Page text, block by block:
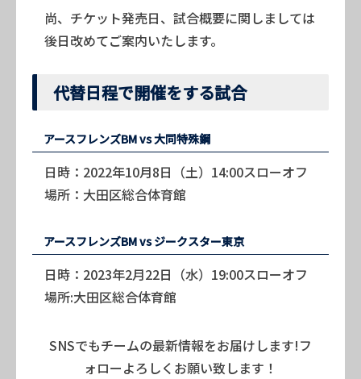
尚、チケット発売日、試合概要に関しましては
後日改めてご案内いたします。
代替日程で開催をする試合
アースフレンズBM vs 大同特殊鋼
日時：2022年10月8日（土）14:00スローオフ
場所：大田区総合体育館
アースフレンズBM vs ジークスター東京
日時：2023年2月22日（水）19:00スローオフ
場所:大田区総合体育館
SNSでもチームの最新情報をお届けします!フ
ォローよろしくお願い致します！